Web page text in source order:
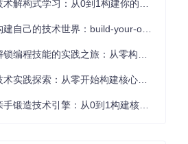
解构式学习：从0到1构建你的编程知识体系
自己的技术世界：build-your-own-x项目的实践探索指南
编程技能的实践之旅：从零构建你的技术世界
实践探索：从零开始构建核心系统的实践指南
锻造技术引擎：从0到1构建核心系统的实践指南